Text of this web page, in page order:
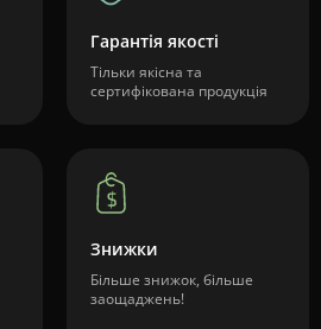
Гарантія якості
Тільки якісна та
сертифікована продукція
Знижки
Більше знижок, більше
заощаджень!